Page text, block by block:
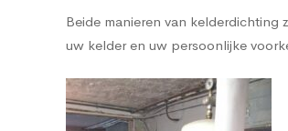
Beide manieren van
uw kelder en uw persoonlijke